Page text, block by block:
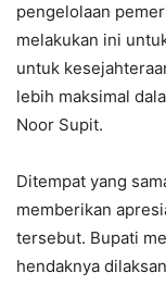
pengelolaan
melakukan ini
untuk
lebih maksimal
Noor Supit.
Ditempat yang
memberikan
tersebut. Bupati
hendaknya